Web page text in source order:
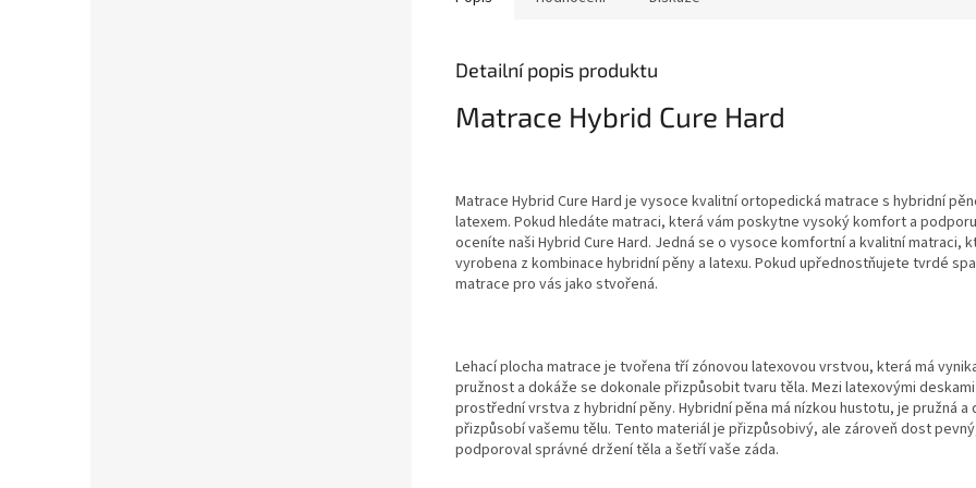
Detailní popis produktu
Matrace Hybrid Cure Hard
Matrace Hybrid Cure Hard je vysoce kvalitní ortopedická matrace s hybridní
latexem. Pokud hledáte matraci, která vám poskytne vysoký komfort a
oceníte naši Hybrid Cure Hard. Jedná se o vysoce komfortní a kvalitní matraci,
vyrobena z kombinace hybridní pěny a latexu. Pokud upřednostňujete tvrdé
matrace pro vás jako stvořená.
Lehací plocha matrace je tvořena tří zónovou latexovou vrstvou, která má
pružnost a dokáže se dokonale přizpůsobit tvaru těla. Mezi latexovými
prostřední vrstva z hybridní pěny. Hybridní pěna má nízkou hustotu, je pružná a
přizpůsobí vašemu tělu. Tento materiál je přizpůsobivý, ale zároveň dost
podporoval správné držení těla a šetří vaše záda.